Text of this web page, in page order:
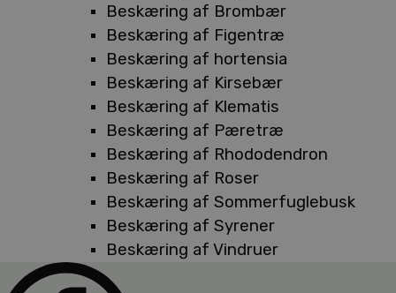
Beskæring af Brombær
Beskæring af Figentræ
Beskæring af hortensia
Beskæring af Kirsebær
Beskæring af Klematis
Beskæring af Pæretræ
Beskæring af Rhododendron
Beskæring af Roser
Beskæring af Sommerfuglebusk
Beskæring af Syrener
Beskæring af Vindruer